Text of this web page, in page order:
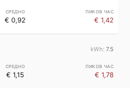
€ 0,92 € 1,42
7.5
€ 1,15 € 1,78